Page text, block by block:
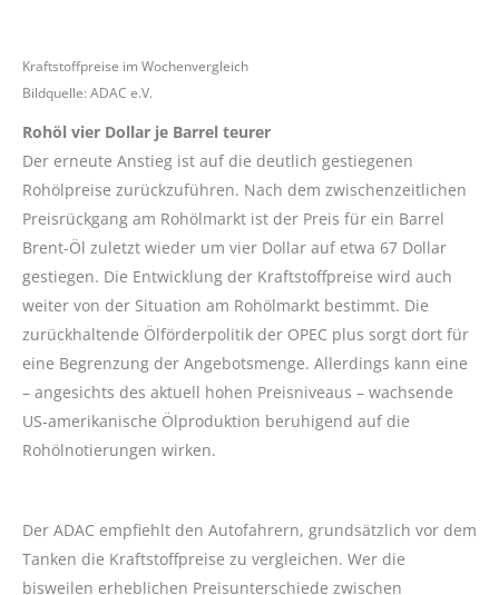
Kraftstoffpreise im Wochenvergleich
Bildquelle: ADAC e.V.
Rohöl vier Dollar je Barrel teurer
Der erneute Anstieg ist auf die deutlich gestiegenen
Rohölpreise zurückzuführen. Nach dem zwischenzeitlichen
Preisrückgang am Rohölmarkt ist der Preis für ein Barrel
Brent-Öl zuletzt wieder um vier Dollar auf etwa 67 Dollar
gestiegen. Die Entwicklung der Kraftstoffpreise wird auch
weiter von der Situation am Rohölmarkt bestimmt. Die
zurückhaltende Ölförderpolitik der OPEC plus sorgt dort für
eine Begrenzung der Angebotsmenge. Allerdings kann eine
– angesichts des aktuell hohen Preisniveaus – wachsende
US-amerikanische Ölproduktion beruhigend auf die
Rohölnotierungen wirken.
Der ADAC empfiehlt den Autofahrern, grundsätzlich vor dem
Tanken die Kraftstoffpreise zu vergleichen. Wer die
bisweilen erheblichen Preisunterschiede zwischen